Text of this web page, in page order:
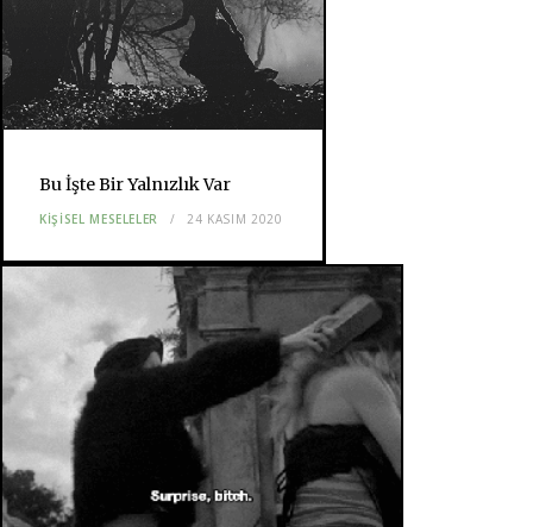
Bu İşte Bir Yalnızlık Var
KIŞISEL MESELELER 24 KASIM 2020